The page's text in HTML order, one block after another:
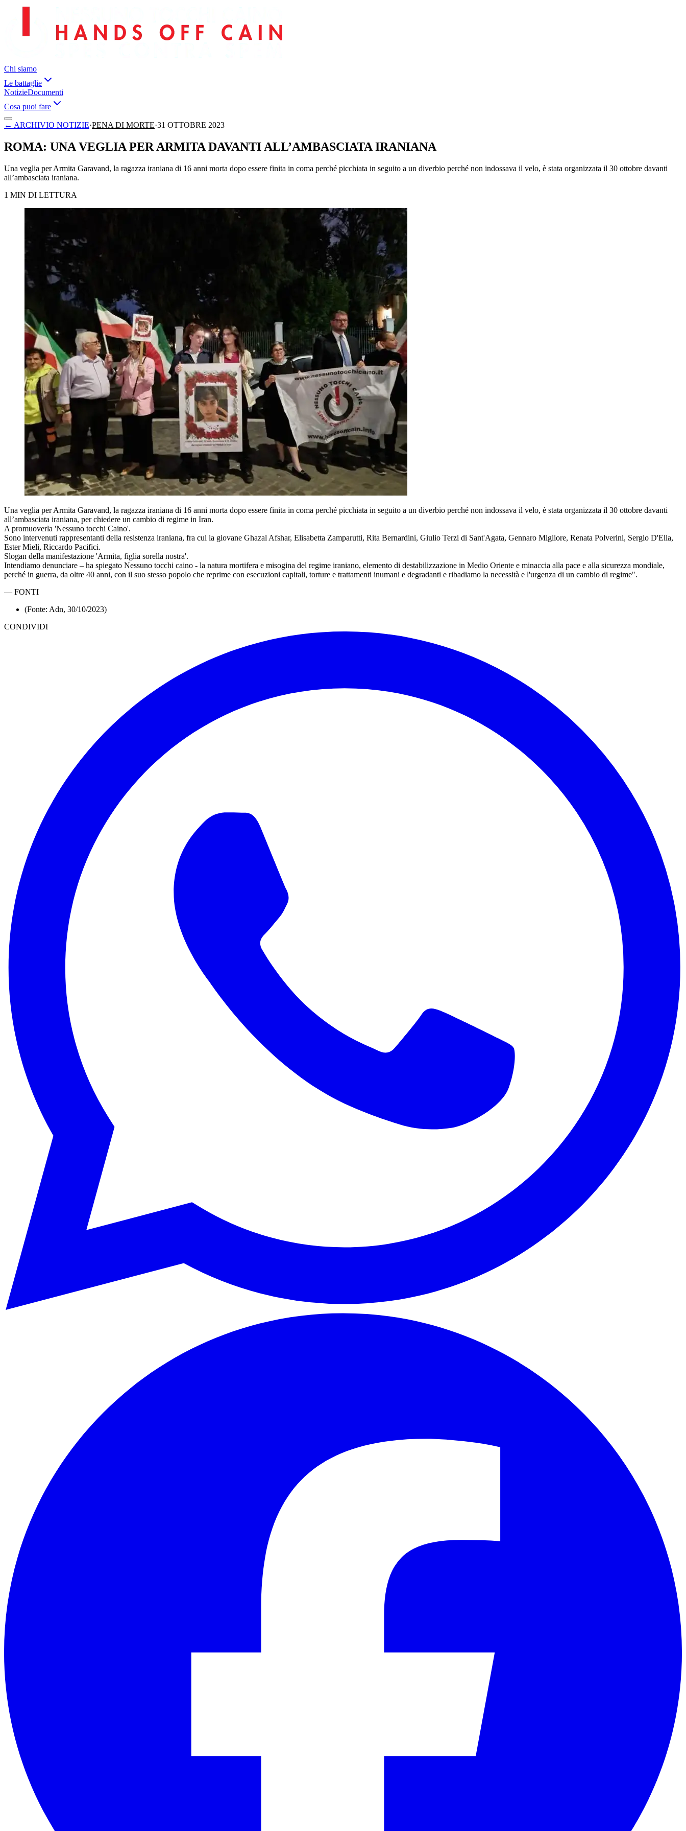
Chi siamo
Le battaglie
NotizieDocumenti
Cosa puoi fare
← ARCHIVIO NOTIZIE·PENA DI MORTE·31 OTTOBRE 2023
ROMA: UNA VEGLIA PER ARMITA DAVANTI ALL’AMBASCIATA IRANIANA
Una veglia per Armita Garavand, la ragazza iraniana di 16 anni morta dopo essere finita in coma perché picchiata in seguito a un diverbio perché non indossava il velo, è stata organizzata il 30 ottobre davanti
all’ambasciata iraniana.
1 MIN DI LETTURA
Una veglia per Armita Garavand, la ragazza iraniana di 16 anni morta dopo essere finita in coma perché picchiata in seguito a un diverbio perché non indossava il velo, è stata organizzata il 30 ottobre davanti
all’ambasciata iraniana, per chiedere un cambio di regime in Iran.
A promuoverla 'Nessuno tocchi Caino'.
Sono intervenuti rappresentanti della resistenza iraniana, fra cui la giovane Ghazal Afshar, Elisabetta Zamparutti, Rita Bernardini, Giulio Terzi di Sant'Agata, Gennaro Migliore, Renata Polverini, Sergio D'Elia,
Ester Mieli, Riccardo Pacifici.
Slogan della manifestazione 'Armita, figlia sorella nostra'.
Intendiamo denunciare – ha spiegato Nessuno tocchi caino - la natura mortifera e misogina del regime iraniano, elemento di destabilizzazione in Medio Oriente e minaccia alla pace e alla sicurezza mondiale,
perché in guerra, da oltre 40 anni, con il suo stesso popolo che reprime con esecuzioni capitali, torture e trattamenti inumani e degradanti e ribadiamo la necessità e l'urgenza di un cambio di regime".
— FONTI
(Fonte: Adn, 30/10/2023)
CONDIVIDI